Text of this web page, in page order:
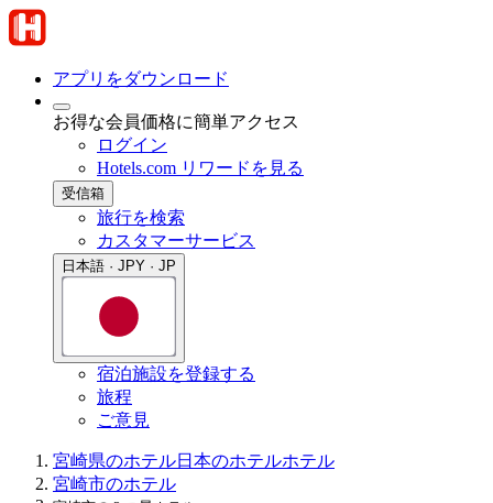
アプリをダウンロード
お得な会員価格に簡単アクセス
ログイン
Hotels.com リワードを見る
受信箱
旅行を検索
カスタマーサービス
日本語 · JPY · JP
宿泊施設を登録する
旅程
ご意見
宮崎県のホテル日本のホテルホテル
宮崎市のホテル